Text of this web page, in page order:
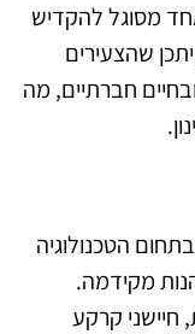
מסוגל להקדיש
הנדרשים. בשנת 2025, יתכן שהצעירים
חברתיים, מה
הטכנולוגיה
מקידמה.
חיישני קרקע